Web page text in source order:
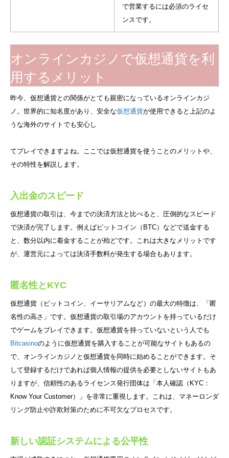
で営業するには必須のライセ
ンスです。
オンラインカジノで仮想通貨を利
用するメリット
昨今、仮想通貨との関係がとても親密になっているオンラインカジ
ノ。世界的に知名度があり、安全な仮想通貨が使用できると上記のよ
うな海外のサイトでも安心し
てプレイできますよね。ここでは仮想通貨を使うことのメリットや、
その特性を解説します。
入出金のスピード
仮想通貨の取引は、今までの決済方法と比べると、圧倒的なスピード
で決済が完了します。例えばビットコイン（BTC）などで送金する
と、数分以内に着金することが殆どです。これは大きなメリットです
が、運営元によっては決済手数料が発生する場合もあります。
匿名性とKYC
仮想通貨（ビットコイン、イーサリアムなど）の最大の特徴は、「匿
名性の高さ」です。仮想通貨の取引場のアカウントを持っているだけ
でゲームをプレイできます。仮想通貨を持っていないという人でも
Bitcasinoのように仮想通貨を購入することが可能なサイトもあるの
で、オンラインカジノと仮想通貨を同時に始めることができます。そ
して登録するだけであれば個人情報の提供を必要としないサイトもあ
りますが、信頼性のあるライセンス発行団体は「本人確認（KYC：
Know Your Customer）」を非常に重視します。これは、マネーロンダ
リング防止や詐欺対策のために不可欠なプロセスです。
新しい認証システムによる公平性